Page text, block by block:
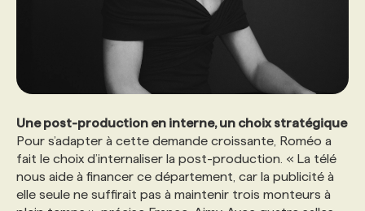
Une post-production en interne, un choix stratégique
Pour s’adapter à cette demande croissante, Roméo a
fait le choix d’internaliser la post-production. « La télé
nous aide à financer ce département, car la publicité à
elle seule ne suffirait pas à maintenir trois monteurs à